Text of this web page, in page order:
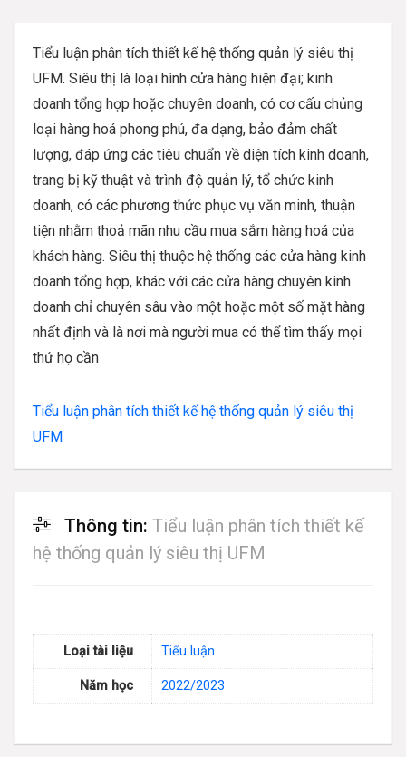
Tiểu luận phân tích thiết kế hệ thống quản lý siêu thị
UFM. Siêu thị là loại hình cửa hàng hiện đại; kinh
doanh tổng hợp hoặc chuyên doanh, có cơ cấu chủng
loại hàng hoá phong phú, đa dạng, bảo đảm chất
lượng, đáp ứng các tiêu chuẩn về diện tích kinh doanh,
trang bị kỹ thuật và trình độ quản lý, tổ chức kinh
doanh, có các phương thức phục vụ văn minh, thuận
tiện nhằm thoả mãn nhu cầu mua sắm hàng hoá của
khách hàng. Siêu thị thuộc hệ thống các cửa hàng kinh
doanh tổng hợp, khác với các cửa hàng chuyên kinh
doanh chỉ chuyên sâu vào một hoặc một số mặt hàng
nhất định và là nơi mà người mua có thể tìm thấy mọi
thứ họ cần
Tiểu luận phân tích thiết kế hệ thống quản lý siêu thị
UFM
Thông tin: Tiểu luận phân tích thiết kế
hệ thống quản lý siêu thị UFM
Loại tài liệu Tiểu luận
Năm học 2022/2023